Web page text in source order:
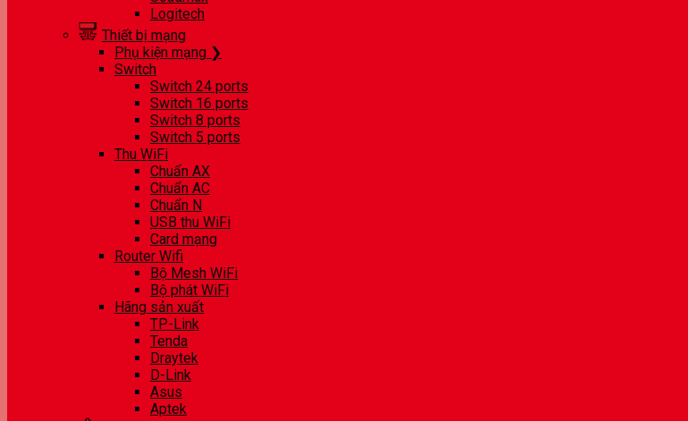
Logitech
Thiết bị mạng
Phụ kiện mạng ❯
Switch
Switch 24 ports
Switch 16 ports
Switch 8 ports
Switch 5 ports
Thu WiFi
Chuẩn AX
Chuẩn AC
Chuẩn N
USB thu WiFi
Card mạng
Router Wifi
Bộ Mesh WiFi
Bộ phát WiFi
Hãng sản xuất
TP-Link
Tenda
Draytek
D-Link
Asus
Aptek